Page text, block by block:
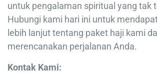
untuk pengalaman spiritual yang tak
Hubungi kami hari ini untuk
lebih lanjut tentang paket haji kami
merencanakan perjalanan Anda.
Kontak Kami: